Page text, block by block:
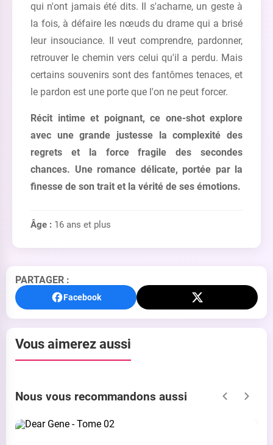
qui n'ont jamais été dits. Il s'acharne, un geste à
la fois, à défaire les nœuds du drame qui a brisé
leur insouciance. Il veut comprendre, pardonner,
retrouver le chemin vers celui qu'il a perdu. Mais
certains souvenirs sont des fantômes tenaces, et
le pardon est une porte que l'on ne peut forcer.
Récit intime et poignant, ce one-shot explore
avec une grande justesse la complexité des
regrets et la force fragile des secondes
chances. Une romance délicate, portée par la
finesse de son trait et la vérité de ses émotions.
Âge : 16 ans et plus
PARTAGER :
Facebook
Vous aimerez aussi
Nous vous recommandons aussi